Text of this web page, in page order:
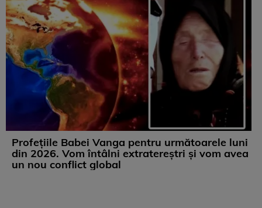
Profețiile Babei Vanga pentru următoarele luni
din 2026. Vom întâlni extratereștri și vom avea
un nou conflict global